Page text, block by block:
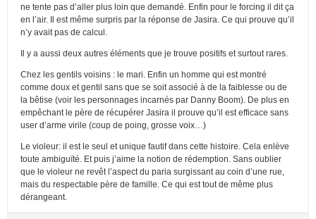
ne tente pas d’aller plus loin que demandé. Enfin pour le forcing il dit ça
en l’air. Il est même surpris par la réponse de Jasira. Ce qui prouve qu’il
n’y avait pas de calcul.
Il y a aussi deux autres éléments que je trouve positifs et surtout rares.
Chez les gentils voisins : le mari. Enfin un homme qui est montré
comme doux et gentil sans que se soit associé à de la faiblesse ou de
la bêtise (voir les personnages incarnés par Danny Boom). De plus en
empêchant le père de récupérer Jasira il prouve qu’il est efficace sans
user d’arme virile (coup de poing, grosse voix…)
Le violeur: il est le seul et unique fautif dans cette histoire. Cela enlève
toute ambiguïté. Et puis j’aime la notion de rédemption. Sans oublier
que le violeur ne revêt l’aspect du paria surgissant au coin d’une rue,
mais du respectable père de famille. Ce qui est tout de même plus
dérangeant.